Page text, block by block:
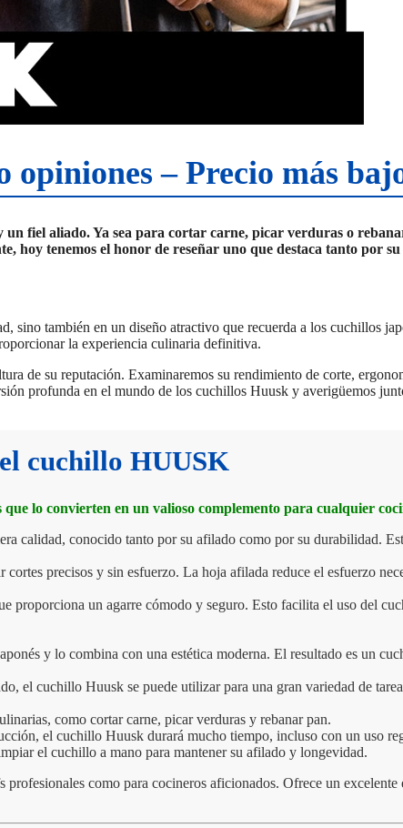
– Precio más
fiel aliado. Ya sea para cortar carne, picar verduras o
hoy tenemos el honor de reseñar uno que destaca tanto por
sino también en un diseño atractivo que recuerda a los cuchillos
la experiencia culinaria definitiva.
de su reputación. Examinaremos su rendimiento de corte,
profunda en el mundo de los cuchillos Huusk y averigüemos
cuchillo HUUSK
lo convierten en un valioso complemento para cualquier
calidad, conocido tanto por su afilado como por su durabilidad.
precisos y sin esfuerzo. La hoja afilada reduce el esfuerzo
proporciona un agarre cómodo y seguro. Esto facilita el uso del
y lo combina con una estética moderna. El resultado es un
el cuchillo Huusk se puede utilizar para una gran variedad de
como cortar carne, picar verduras y rebanar pan.
el cuchillo Huusk durará mucho tiempo, incluso con un uso
el cuchillo a mano para mantener su afilado y longevidad.
como para cocineros aficionados. Ofrece un